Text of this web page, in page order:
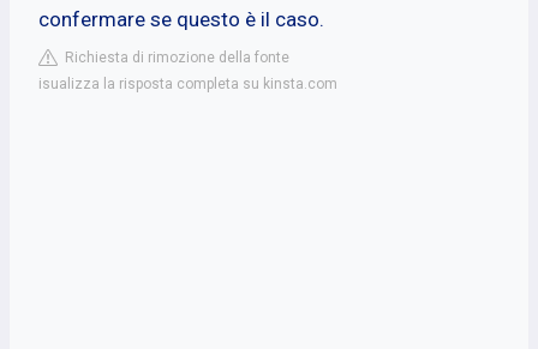
confermare se questo è il caso.
Richiesta di rimozione della fonte
isualizza la risposta completa su kinsta.com